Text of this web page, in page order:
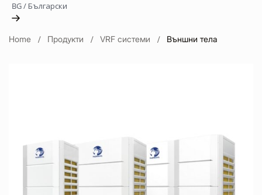
BG/Български
Home Продукти VRF системи Външни тела